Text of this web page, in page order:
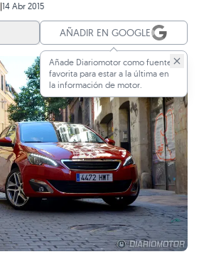
|14 Abr 2015
AÑADIR EN GOOGLE
Añade Diariomotor como fuente
favorita para estar a la última en
la información de motor.